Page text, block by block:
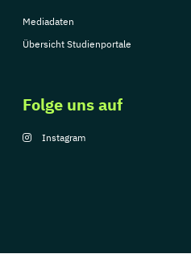
Mediadaten
Übersicht Studienportale
Folge uns auf
Instagram